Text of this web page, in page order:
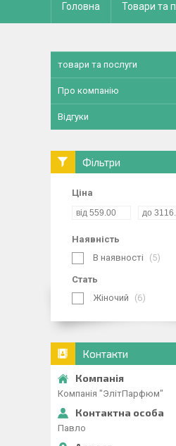
Головна Товари та
товари та послуги
Про компанію
Відгуки
Фільтри
Ціна
Наявність
В наявності
5
Стать
Жіночий
6
Контакти
Компанія "ЭлітПарфюм"
Павло